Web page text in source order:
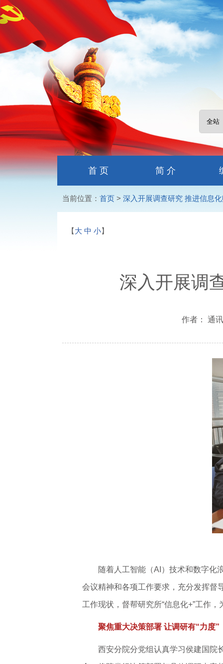
首 页 简 介
当前位置： 首页> 深入开展调查研究 推进信息
【大 中 小】
深入开展调
作者： 通
随着人工智能（AI）技术和数字化
会议精神和各项工作要求，充分发挥督
工作现状，督帮研究所“信息化+”工作
聚焦重大决策部署 让调研有“力度”
西安分院分党组认真学习侯建国院